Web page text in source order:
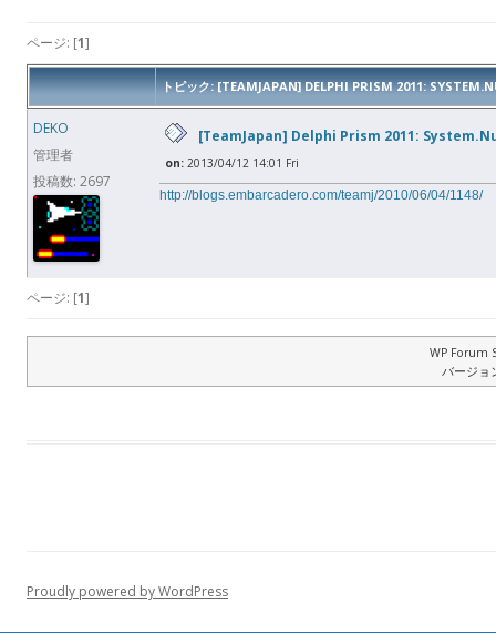
ページ: [1]
トピック: [TEAMJAPAN] DELPHI PRISM 2011:
DEKO
管理者
投稿数: 2697
[TeamJapan] Delphi Prism 2011:
on: 2013/04/12 14:01 Fri
http://blogs.embarcadero.com/teamj/2010/06/04/1148/
ページ: [1]
WP Forum
バージョ
Proudly powered by WordPress